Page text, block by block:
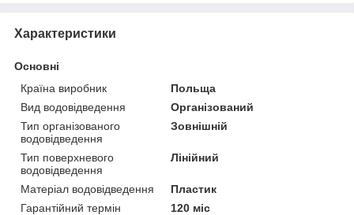
Характеристики
Основні
Країна виробник
Польща
Вид водовідведення
Організований
Тип організованого
водовідведення
Зовнішній
Тип поверхневого
водовідведення
Лінійний
Матеріал водовідведення
Пластик
Гарантійний термін
120 міс